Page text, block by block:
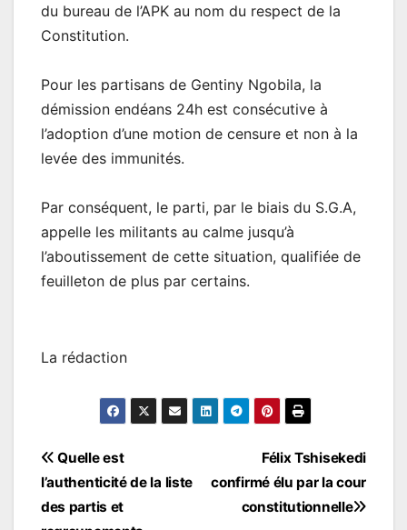
du bureau de l’APK au nom du respect de la
Constitution.
Pour les partisans de Gentiny Ngobila, la
démission endéans 24h est consécutive à
l’adoption d’une motion de censure et non à la
levée des immunités.
Par conséquent, le parti, par le biais du S.G.A,
appelle les militants au calme jusqu’à
l’aboutissement de cette situation, qualifiée de
feuilleton de plus par certains.
La rédaction
Navigation
de
Félix Tshisekedi
confirmé élu par la cour
constitutionnelle
Quelle est
l’authenticité de la liste
des partis et